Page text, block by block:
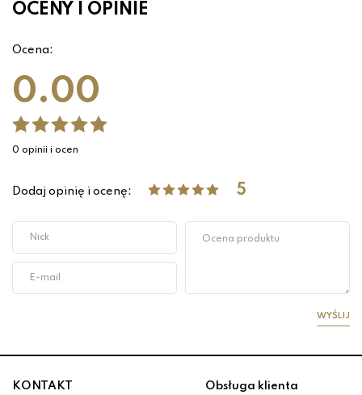
OCENY I OPINIE
Ocena:
0.00
0 opinii i ocen
Dodaj opinię i ocenę: 5
WYŚLIJ
KONTAKT Obsługa klienta